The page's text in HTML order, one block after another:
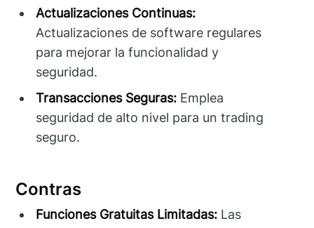
Actualizaciones Continuas:
Actualizaciones de software regulares
para mejorar la funcionalidad y
seguridad.
Transacciones Seguras: Emplea
seguridad de alto nivel para un trading
seguro.
Contras
Funciones Gratuitas Limitadas: Las